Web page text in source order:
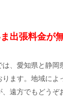
出張料金が
、愛知県と静岡
ます。地域によ
遠方でもどうぞ